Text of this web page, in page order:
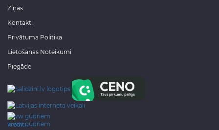
Ziņas
Kontakti
Privātuma Politika
Lietošanas Noteikumi
Piegāde
www.gudriem.lv/atrie-
krediti